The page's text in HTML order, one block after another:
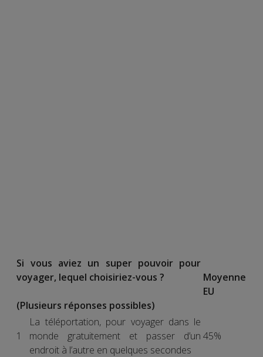
Si vous aviez un super pouvoir pour
voyager, lequel choisiriez-vous ?
(Plusieurs réponses possibles)
Moyenne
EU
1
La téléportation, pour voyager dans le
monde gratuitement et passer d’un
endroit à l’autre en quelques secondes
45%